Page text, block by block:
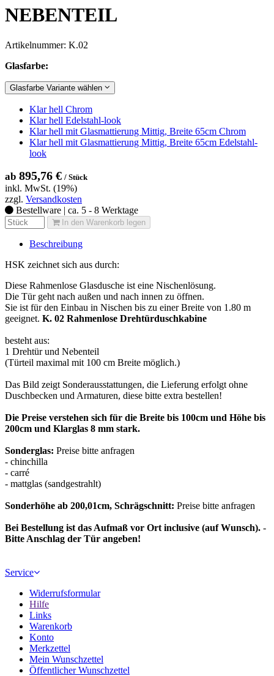
NEBENTEIL
Artikelnummer: K.02
Glasfarbe:
Glasfarbe Variante wählen
Klar hell Chrom
Klar hell Edelstahl-look
Klar hell mit Glasmattierung Mittig, Breite 65cm Chrom
Klar hell mit Glasmattierung Mittig, Breite 65cm Edelstahl-
look
ab 895,76 € / Stück
inkl. MwSt. (19%)
zzgl. Versandkosten
Bestellware | ca. 5 - 8 Werktage
In den Warenkorb legen
Beschreibung
HSK zeichnet sich aus durch:
Diese Rahmenlose Glasdusche ist eine Nischenlösung.
Die Tür geht nach außen und nach innen zu öffnen.
Sie ist für den Einbau in Nischen bis zu einer Breite von 1.80 m
geeignet. K. 02 Rahmenlose Drehtürduschkabine
besteht aus:
1 Drehtür und Nebenteil
(Türteil maximal mit 100 cm Breite möglich.)
Das Bild zeigt Sonderausstattungen, die Lieferung erfolgt ohne
Duschbecken und Armaturen, diese bitte extra bestellen!
Die Preise verstehen sich für die Breite bis 100cm und Höhe bis
200cm und Klarglas 8 mm stark.
Sonderglas: Preise bitte anfragen
- chinchilla
- carré
- mattglas (sandgestrahlt)
Sonderhöhe ab 200,01cm, Schrägschnitt: Preise bitte anfragen
Bei Bestellung ist das Aufmaß vor Ort inclusive (auf Wunsch). -
Bitte Anschlag der Tür angeben!
Service
Widerrufsformular
Hilfe
Links
Warenkorb
Konto
Merkzettel
Mein Wunschzettel
Öffentlicher Wunschzettel